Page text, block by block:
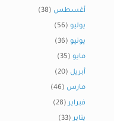
أغسطس (38)
يوليو (56)
يونيو (36)
مايو (35)
أبريل (20)
مارس (46)
فبراير(28)
يناير(33)